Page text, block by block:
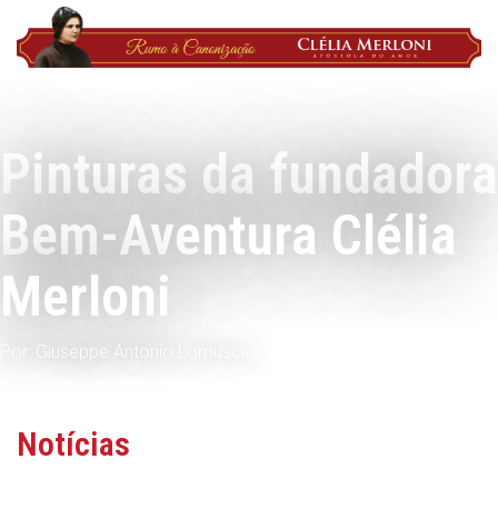
Pinturas da fundadora
Bem-Aventura Clélia
Merloni
Por: Giuseppe Antonio Lomuscio
Notícias